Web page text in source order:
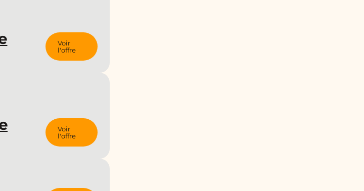
Voir
l'offre
Voir
l'offre